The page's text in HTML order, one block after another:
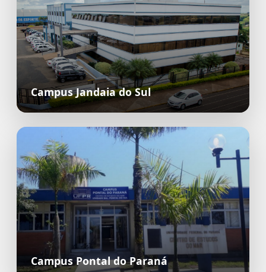
Campus Jandaia do Sul
Campus Pontal do Paraná